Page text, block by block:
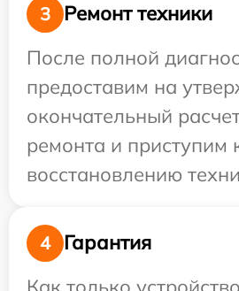
3
Ремонт техники
После полной
предоставим на
окончательный
ремонта и приступим
восстановлению
4
Гарантия